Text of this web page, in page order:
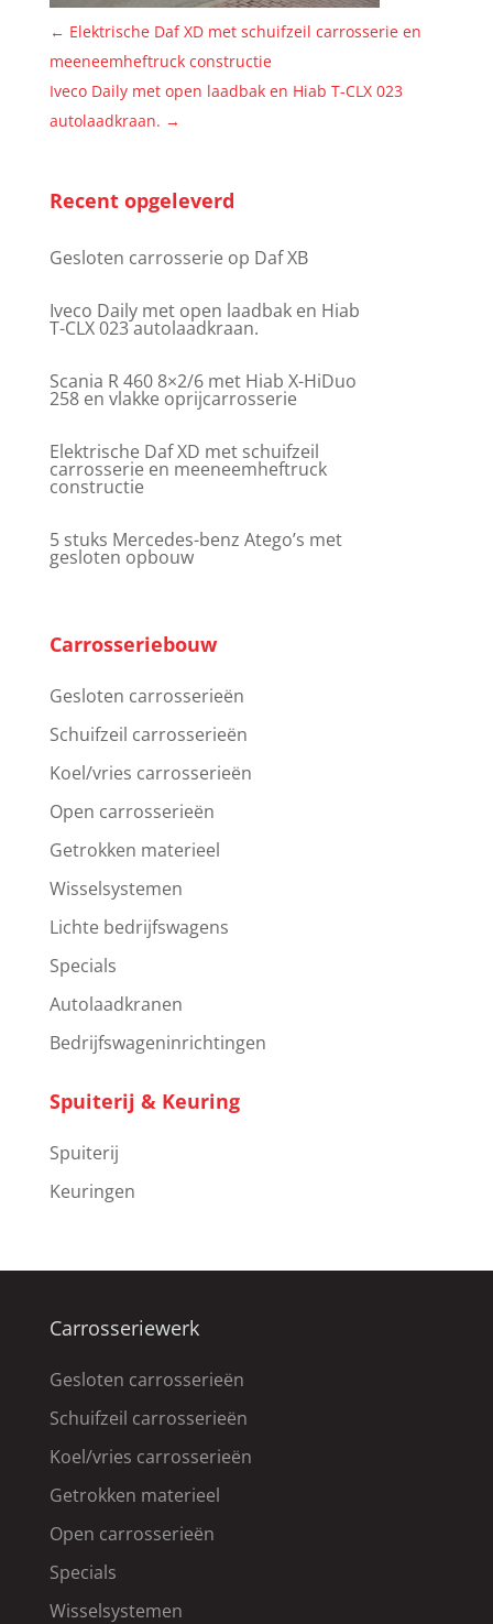
← Elektrische Daf XD met schuifzeil carrosserie en
meeneemheftruck constructie
Iveco Daily met open laadbak en Hiab T-CLX 023
autolaadkraan. →
Recent opgeleverd
Gesloten carrosserie op Daf XB
Iveco Daily met open laadbak en Hiab
T-CLX 023 autolaadkraan.
Scania R 460 8×2/6 met Hiab X-HiDuo
258 en vlakke oprijcarrosserie
Elektrische Daf XD met schuifzeil
carrosserie en meeneemheftruck
constructie
5 stuks Mercedes-benz Atego’s met
gesloten opbouw
Carrosseriebouw
Gesloten carrosserieën
Schuifzeil carrosserieën
Koel/vries carrosserieën
Open carrosserieën
Getrokken materieel
Wisselsystemen
Lichte bedrijfswagens
Specials
Autolaadkranen
Bedrijfswageninrichtingen
Spuiterij & Keuring
Spuiterij
Keuringen
Carrosseriewerk
Gesloten carrosserieën
Schuifzeil carrosserieën
Koel/vries carrosserieën
Getrokken materieel
Open carrosserieën
Specials
Wisselsystemen